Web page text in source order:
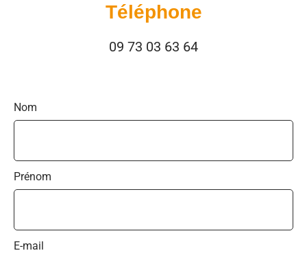
Téléphone
09 73 03 63 64
Nom
Prénom
E-mail